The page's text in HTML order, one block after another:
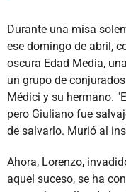
Durante una misa
ese domingo de abril,
oscura Edad Media,
un grupo de
Médici y su hermano.
pero Giuliano fue
de salvarlo. Murió al
Ahora, Lorenzo,
aquel suceso, se ha